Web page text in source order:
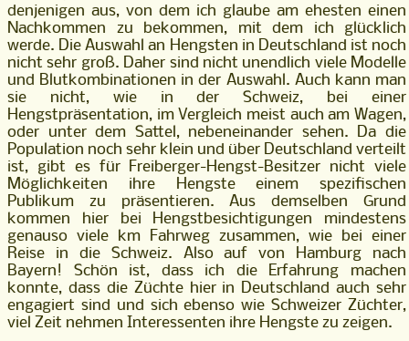
denjenigen aus, von dem ich glaube am ehesten einen
Nachkommen zu bekommen, mit dem ich glücklich
werde. Die Auswahl an Hengsten in Deutschland ist noch
nicht sehr groß. Daher sind nicht unendlich viele Modelle
und Blutkombinationen in der Auswahl. Auch kann man
sie nicht, wie in der Schweiz, bei einer
Hengstpräsentation, im Vergleich meist auch am Wagen,
oder unter dem Sattel, nebeneinander sehen. Da die
Population noch sehr klein und über Deutschland verteilt
ist, gibt es für Freiberger-Hengst-Besitzer nicht viele
Möglichkeiten ihre Hengste einem spezifischen
Publikum zu präsentieren. Aus demselben Grund
kommen hier bei Hengstbesichtigungen mindestens
genauso viele km Fahrweg zusammen, wie bei einer
Reise in die Schweiz. Also auf von Hamburg nach
Bayern! Schön ist, dass ich die Erfahrung machen
konnte, dass die Züchte hier in Deutschland auch sehr
engagiert sind und sich ebenso wie Schweizer Züchter,
viel Zeit nehmen Interessenten ihre Hengste zu zeigen.